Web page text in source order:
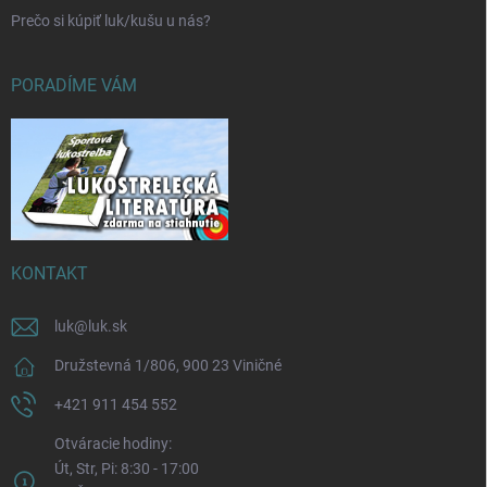
Prečo si kúpiť luk/kušu u nás?
PORADÍME VÁM
KONTAKT
luk@ luk.sk
Družstevná 1/806, 900 23 Viničné
+421 911 454 552
Otváracie hodiny:
Út, Str, Pi: 8:30 - 17:00